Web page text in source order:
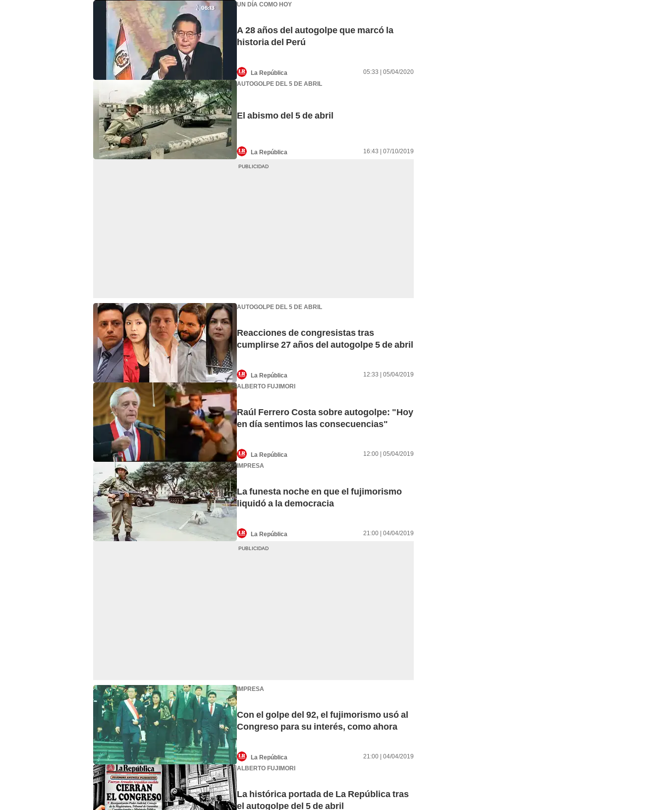
UN DÍA COMO HOY
A 28 años del autogolpe que marcó la
historia del Perú
La República
05:33 | 05/04/2020
AUTOGOLPE DEL 5 DE ABRIL
El abismo del 5 de abril
La República 16:43 | 07/10/2019
AUTOGOLPE DEL 5 DE ABRIL
Reacciones de congresistas tras
cumplirse 27 años del autogolpe 5 de abril
La República
12:33 | 05/04/2019
ALBERTO FUJIMORI
Raúl Ferrero Costa sobre autogolpe: "Hoy
en día sentimos las consecuencias"
La República
12:00 | 05/04/2019
IMPRESA
La funesta noche en que el fujimorismo
liquidó a la democracia
La República 21:00 | 04/04/2019
IMPRESA
Con el golpe del 92, el fujimorismo usó al
Congreso para su interés, como ahora
La República
21:00 | 04/04/2019
ALBERTO FUJIMORI
La histórica portada de La República tras
el autogolpe del 5 de abril